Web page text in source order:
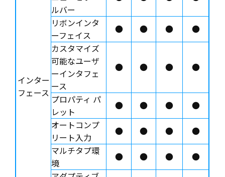
インター
フェース
ルバー
リボンインタ
ーフェイス
● ● ●
●
カスタマイズ
可能なユーザ
ーインタフェ
ース
● ● ● ●
プロパティ パ
レット
● ● ●
●
オートコンプ
リート入力
● ● ●
●
マルチタプ環
境
● ● ●
●